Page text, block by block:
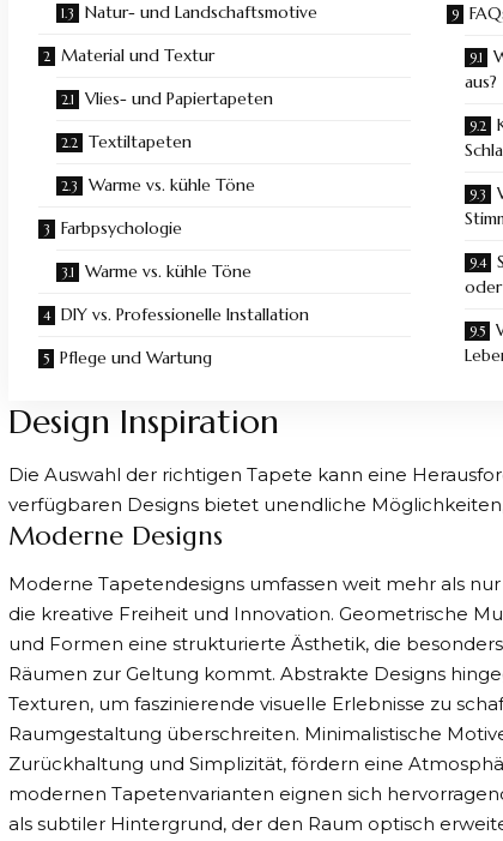
Natur- und Landschaftsmotive
Material und Textur
Vlies- und Papiertapeten
Textiltapeten
Warme vs. kühle Töne
Farbpsychologie
Warme vs. kühle Töne
DIY vs. Professionelle Installation
Pflege und Wartung
aus?
Design Inspiration
Die Auswahl der richtigen Tapete kann eine
verfügbaren Designs bietet unendliche
Moderne Designs
Moderne Tapetendesigns umfassen weit mehr als
die kreative Freiheit und Innovation. Geometrische
und Formen eine strukturierte Ästhetik, die
Räumen zur Geltung kommt. Abstrakte Designs
Texturen, um faszinierende visuelle Erlebnisse zu
Raumgestaltung überschreiten. Minimalistische
Zurückhaltung und Simplizität, fördern eine
modernen Tapetenvarianten eignen sich
als subtiler Hintergrund, der den Raum optisch